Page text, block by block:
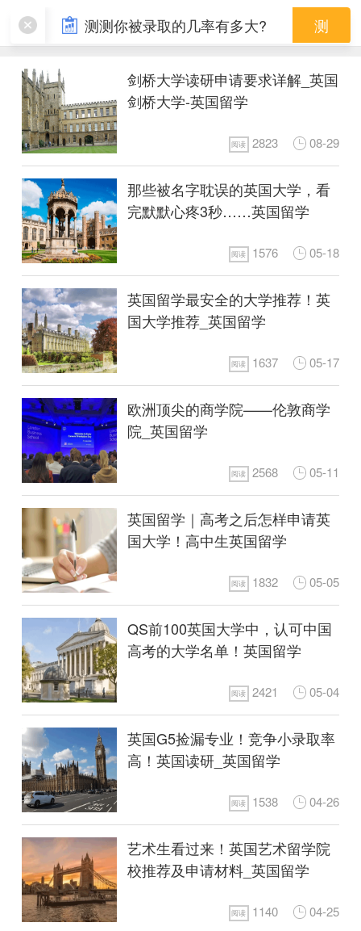
英国名校
剑桥大学读研申请要求详解_英国
剑桥大学-英国留学
阅读 2823 08-29
那些被名字耽误的英国大学，看
完默默心疼3秒……英国留学
阅读 1576 05-18
英国留学最安全的大学推荐！英
国大学推荐_英国留学
阅读 1637 05-17
欧洲顶尖的商学院——伦敦商学
院_英国留学
阅读 2568 05-11
英国留学｜高考之后怎样申请英
国大学！高中生英国留学
阅读 1832 05-05
QS前100英国大学中，认可中国
高考的大学名单！英国留学
阅读 2421 05-04
英国G5捡漏专业！竞争小录取率
高！英国读研_英国留学
阅读 1538 04-26
艺术生看过来！英国艺术留学院
校推荐及申请材料_英国留学
阅读 1140 04-25
测测你被录取的几率有多大? 测